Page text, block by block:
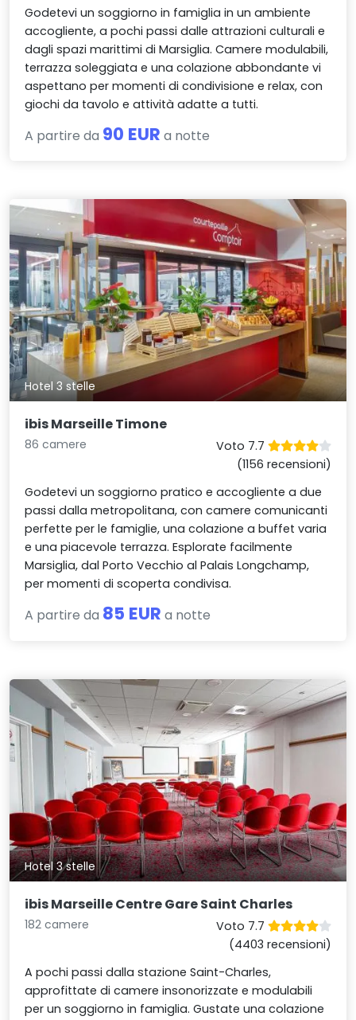
Godetevi un soggiorno in famiglia in un ambiente
accogliente, a pochi passi dalle attrazioni culturali e
dagli spazi marittimi di Marsiglia. Camere modulabili,
terrazza soleggiata e una colazione abbondante vi
aspettano per momenti di condivisione e relax, con
giochi da tavolo e attività adatte a tutti.
A partire da 90 EUR a notte
Hotel 3 stelle
ibis Marseille Timone
86 camere
Voto 7.7
(1156 recensioni)
Godetevi un soggiorno pratico e accogliente a due
passi dalla metropolitana, con camere comunicanti
perfette per le famiglie, una colazione a buffet varia
e una piacevole terrazza. Esplorate facilmente
Marsiglia, dal Porto Vecchio al Palais Longchamp,
per momenti di scoperta condivisa.
A partire da 85 EUR a notte
Hotel 3 stelle
ibis Marseille Centre Gare Saint Charles
182 camere
Voto 7.7
(4403 recensioni)
A pochi passi dalla stazione Saint-Charles,
approfittate di camere insonorizzate e modulabili
per un soggiorno in famiglia. Gustate una colazione